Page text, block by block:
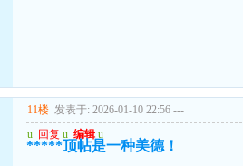
11楼 发表于: 2026-01-10 22:56 ---
u 回复 u 编辑 u
*****顶帖是一种美德！